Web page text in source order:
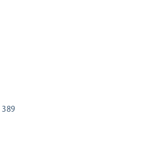
389